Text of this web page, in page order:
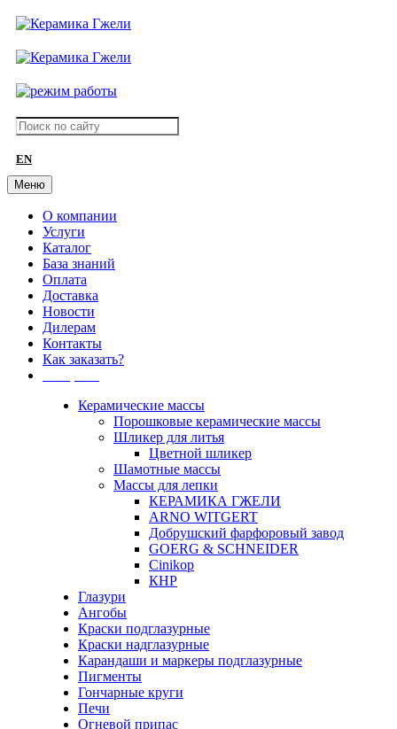
EN
Меню
О компании
Услуги
Каталог
База знаний
Оплата
Доставка
Новости
Дилерам
Контакты
Как заказать?
Керамические массы
Порошковые керамические массы
Шликер для литья
Цветной шликер
Шамотные массы
Массы для лепки
КЕРАМИКА ГЖЕЛИ
ARNO WITGERT
Добрушский фарфоровый завод
GOERG & SCHNEIDER
Cinikop
КНР
Глазури
Ангобы
Краски подглазурные
Краски надглазурные
Карандаши и маркеры подглазурные
Пигменты
Гончарные круги
Печи
Огневой припас